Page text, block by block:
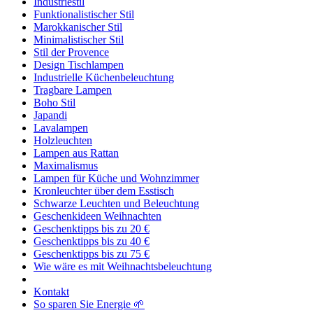
Funktionalistischer Stil
Marokkanischer Stil
Minimalistischer Stil
Stil der Provence
Design Tischlampen
Industrielle Küchenbeleuchtung
Tragbare Lampen
Boho Stil
Japandi
Lavalampen
Holzleuchten
Lampen aus Rattan
Maximalismus
Lampen für Küche und Wohnzimmer
Kronleuchter über dem Esstisch
Schwarze Leuchten und Beleuchtung
Geschenkideen Weihnachten
Geschenktipps bis zu 20 €
Geschenktipps bis zu 40 €
Geschenktipps bis zu 75 €
Wie wäre es mit Weihnachtsbeleuchtung
Kontakt
So sparen Sie Energie 🌱